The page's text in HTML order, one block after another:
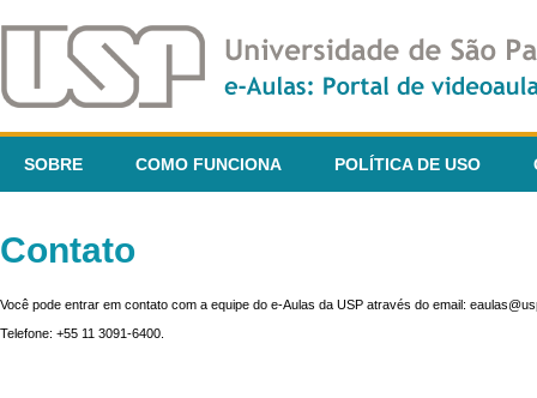
SOBRE COMO FUNCIONA POLÍTICA DE USO
Contato
Você pode entrar em contato com a equipe do e-Aulas da USP através do email:
Telefone: +55 11 3091-6400.